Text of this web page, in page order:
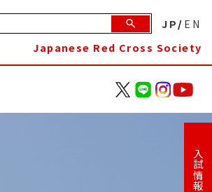
JP/ EN
Japanese Red Cross Society
入試情報